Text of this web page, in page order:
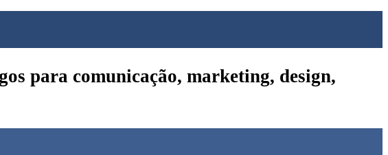
para comunicação, marketing, design,